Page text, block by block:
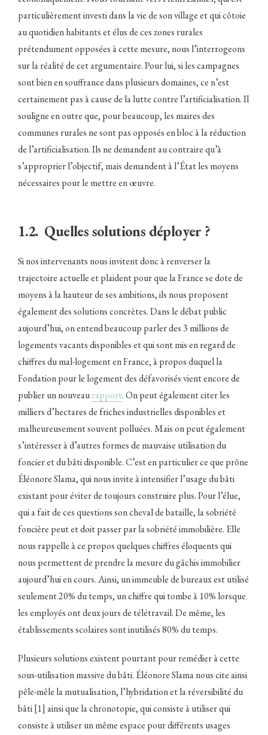
particulièrement investi dans la vie de son village et qui côtoie
au quotidien habitants et élus de ces zones rurales
prétendument opposées à cette mesure, nous l’interrogeons
sur la réalité de cet argumentaire. Pour lui, si les campagnes
sont bien en souffrance dans plusieurs domaines, ce n’est
certainement pas à cause de la lutte contre l’artificialisation. Il
souligne en outre que, pour beaucoup, les maires des
communes rurales ne sont pas opposés en bloc à la réduction
de l’artificialisation. Ils ne demandent au contraire qu’à
s’approprier l’objectif, mais demandent à l’État les moyens
nécessaires pour le mettre en œuvre.
1.2. Quelles solutions déployer ?
Si nos intervenants nous invitent donc à renverser la
trajectoire actuelle et plaident pour que la France se dote de
moyens à la hauteur de ses ambitions, ils nous proposent
également des solutions concrètes. Dans le débat public
aujourd’hui, on entend beaucoup parler des 3 millions de
logements vacants disponibles et qui sont mis en regard de
chiffres du mal-logement en France, à propos duquel la
Fondation pour le logement des défavorisés vient encore de
publier un nouveaurapport. On peut également citer les
milliers d’hectares de friches industrielles disponibles et
malheureusement souvent polluées. Mais on peut également
s’intéresser à d’autres formes de mauvaise utilisation du
foncier et du bâti disponible. C’est en particulier ce que prône
Éléonore Slama, qui nous invite à intensifier l’usage du bâti
existant pour éviter de toujours construire plus. Pour l’élue,
qui a fait de ces questions son cheval de bataille, la sobriété
foncière peut et doit passer par la sobriété immobilière. Elle
nous rappelle à ce propos quelques chiffres éloquents qui
nous permettent de prendre la mesure du gâchis immobilier
aujourd’hui en cours. Ainsi, un immeuble de bureaux est utilisé
seulement 20% du temps, un chiffre qui tombe à 10% lorsque
les employés ont deux jours de télétravail. De même, les
établissements scolaires sont inutilisés 80% du temps.
Plusieurs solutions existent pourtant pour remédier à cette
sous-utilisation massive du bâti. Éléonore Slama nous cite ainsi
pêle-mêle la mutualisation, l’hybridation et la réversibilité du
bâti [1] ainsi que la chronotopie, qui consiste à utiliser qui
consiste à utiliser un même espace pour différents usages